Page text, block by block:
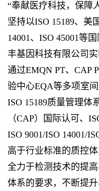
“奉献医疗科技，保障
坚持以ISO 15189、美
14001、ISO 45001等
丰基因科技有限公司
通过EMQN PT、CAP
验中心EQA等多项室
ISO 15189质量管理体
（CAP）国际认可、
ISO 9001/ISO 14001/
高于行业标准的质控
全力于检测技术的提
体系的要求，不断提